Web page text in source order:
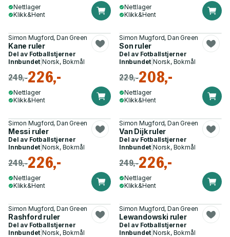
Nettlager
Klikk&Hent
Nettlager
Klikk&Hent
Simon Mugford, Dan Green
Kane ruler
Del av Fotballstjerner
Innbundet |Norsk, Bokmål
249,-226,-
Nettlager
Klikk&Hent
Simon Mugford, Dan Green
Son ruler
Del av Fotballstjerner
Innbundet |Norsk, Bokmål
229,-208,-
Nettlager
Klikk&Hent
Simon Mugford, Dan Green
Messi ruler
Del av Fotballstjerner
Innbundet |Norsk, Bokmål
249,-226,-
Nettlager
Klikk&Hent
Simon Mugford, Dan Green
Van Dijk ruler
Del av Fotballstjerner
Innbundet |Norsk, Bokmål
249,-226,-
Nettlager
Klikk&Hent
Simon Mugford, Dan Green
Rashford ruler
Del av Fotballstjerner
Innbundet |Norsk, Bokmål
Simon Mugford, Dan Green
Lewandowski ruler
Del av Fotballstjerner
Innbundet |Norsk, Bokmål